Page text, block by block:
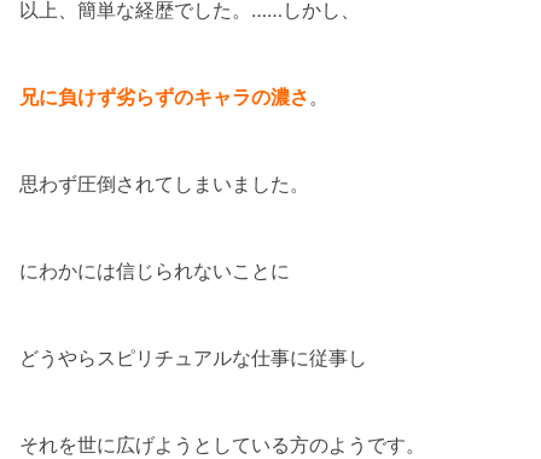
以上、簡単な経歴でした。……しかし、
兄に負けず劣らずのキャラの濃さ。
思わず圧倒されてしまいました。
にわかには信じられないことに
どうやらスピリチュアルな仕事に従事し
それを世に広げようとしている方のようです。